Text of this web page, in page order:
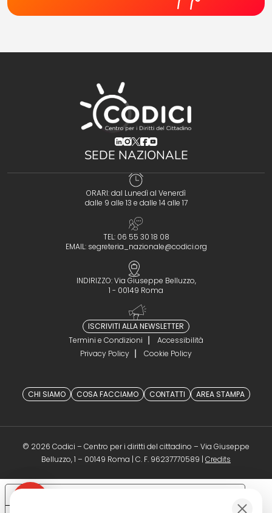
(opens in a new tab)
(opens in a new tab)
(opens in a new tab)
(opens in a new tab)
(opens in a new tab)
SEDE NAZIONALE
ORARI: dal Lunedì al Venerdì
dalle 9 alle 13 e dalle 14 alle 17
TEL: 06 55 30 18 08
EMAIL: segreteria_nazionale@codici.org
INDIRIZZO: Via Giuseppe Belluzzo,
1 - 00149 Roma
ISCRIVITI ALLA NEWSLETTER
Termini e Condizioni
Accessibilità
Privacy Policy
Cookie Policy
CHI SIAMO COSA FACCIAMO CONTATTI AREA STAMPA
© 2026 Codici – Centro per i diritti del cittadino – Via Giuseppe
Belluzzo, 1 – 00149 Roma | C. F. 96237770589 | Credits